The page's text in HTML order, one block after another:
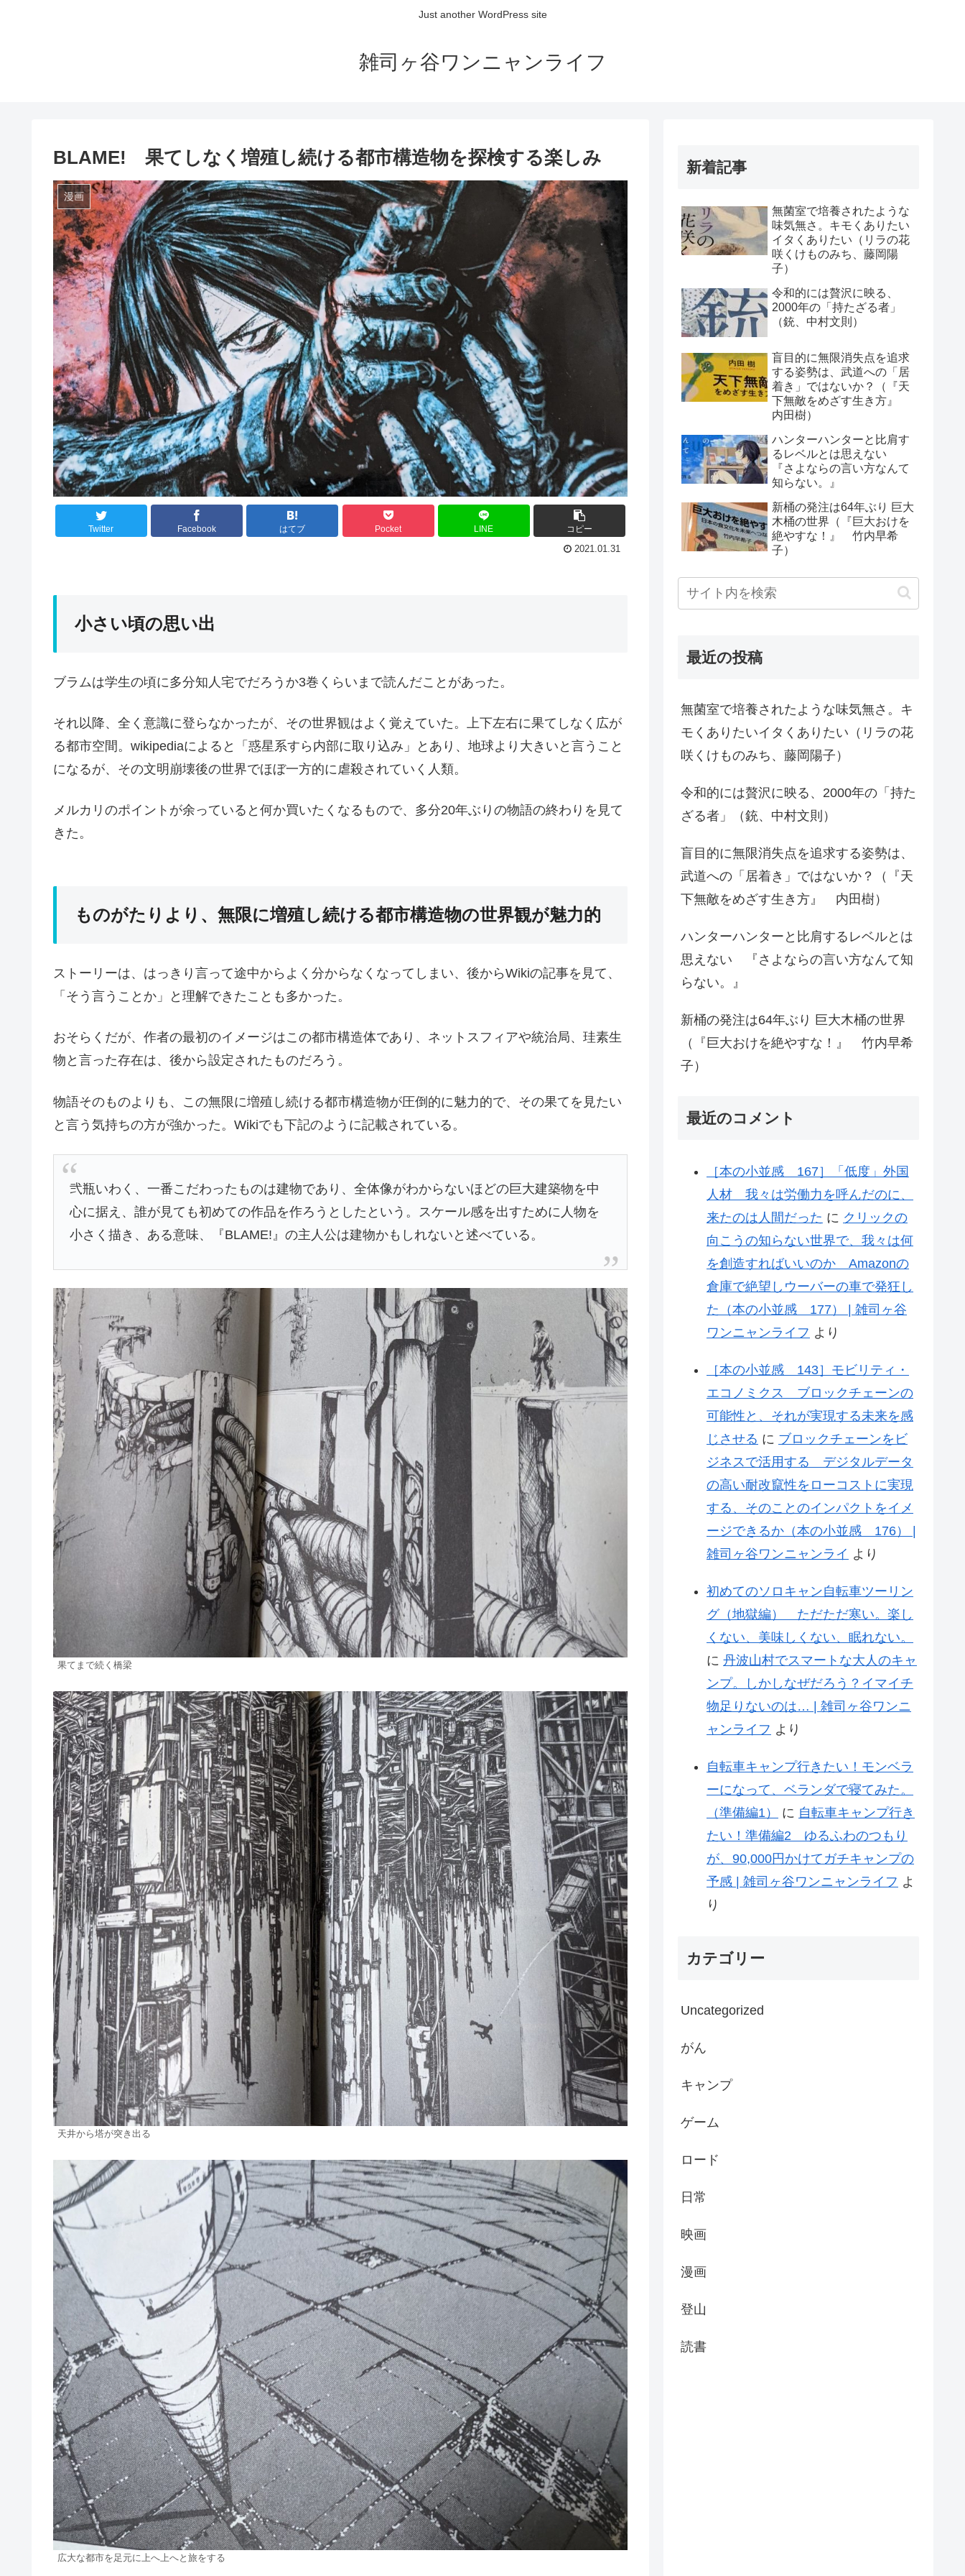
Just another WordPress site
雑司ヶ谷ワンニャンライフ
BLAME! 果てしなく増殖し続ける都市構造物を探検する楽しみ
漫画
Twitter Facebook はてブ Pocket LINE コピー
2021.01.31
小さい頃の思い出
ブラムは学生の頃に多分知人宅でだろうか3巻くらいまで読んだことがあった。
それ以降、全く意識に登らなかったが、その世界観はよく覚えていた。上下左右に果てしなく広が
る都市空間。wikipediaによると「惑星系すら内部に取り込み」とあり、地球より大きいと言うこと
になるが、その文明崩壊後の世界でほぼ一方的に虐殺されていく人類。
メルカリのポイントが余っていると何か買いたくなるもので、多分20年ぶりの物語の終わりを見て
きた。
ものがたりより、無限に増殖し続ける都市構造物の世界観が魅力的
ストーリーは、はっきり言って途中からよく分からなくなってしまい、後からWikiの記事を見て、
「そう言うことか」と理解できたことも多かった。
おそらくだが、作者の最初のイメージはこの都市構造体であり、ネットスフィアや統治局、珪素生
物と言った存在は、後から設定されたものだろう。
物語そのものよりも、この無限に増殖し続ける都市構造物が圧倒的に魅力的で、その果てを見たい
と言う気持ちの方が強かった。Wikiでも下記のように記載されている。
弐瓶いわく、一番こだわったものは建物であり、全体像がわからないほどの巨大建築物を中
心に据え、誰が見ても初めての作品を作ろうとしたという。スケール感を出すために人物を
小さく描き、ある意味、『BLAME!』の主人公は建物かもしれないと述べている。
果てまで続く橋梁
天井から塔が突き出る
広大な都市を足元に上へ上へと旅をする
新着記事
無菌室で培養されたような
味気無さ。キモくありたい
イタくありたい（リラの花
咲くけものみち、藤岡陽
子）
令和的には贅沢に映る、
2000年の「持たざる者」
（銃、中村文則）
盲目的に無限消失点を追求
する姿勢は、武道への「居
着き」ではないか？（『天
下無敵をめざす生き方』
内田樹）
ハンターハンターと比肩す
るレベルとは思えない
『さよならの言い方なんて
知らない。』
新桶の発注は64年ぶり 巨大
木桶の世界（『巨大おけを
絶やすな！』 竹内早希
子）
最近の投稿
無菌室で培養されたような味気無さ。キ
モくありたいイタくありたい（リラの花
咲くけものみち、藤岡陽子）
令和的には贅沢に映る、2000年の「持た
ざる者」（銃、中村文則）
盲目的に無限消失点を追求する姿勢は、
武道への「居着き」ではないか？（『天
下無敵をめざす生き方』 内田樹）
ハンターハンターと比肩するレベルとは
思えない 『さよならの言い方なんて知
らない。』
新桶の発注は64年ぶり 巨大木桶の世界
（『巨大おけを絶やすな！』 竹内早希
子）
最近のコメント
［本の小並感 167］「低度」外国
人材 我々は労働力を呼んだのに、
来たのは人間だった に クリックの
向こうの知らない世界で、我々は何
を創造すればいいのか Amazonの
倉庫で絶望しウーバーの車で発狂し
た（本の小並感 177） | 雑司ヶ谷
ワンニャンライフ より
［本の小並感 143］モビリティ・
エコノミクス ブロックチェーンの
可能性と、それが実現する未来を感
じさせる に ブロックチェーンをビ
ジネスで活用する デジタルデータ
の高い耐改竄性をローコストに実現
する、そのことのインパクトをイメ
ージできるか（本の小並感 176） |
雑司ヶ谷ワンニャンライ より
初めてのソロキャン自転車ツーリン
グ（地獄編） ただただ寒い。楽し
くない、美味しくない、眠れない。
に 丹波山村でスマートな大人のキャ
ンプ。しかしなぜだろう？イマイチ
物足りないのは… | 雑司ヶ谷ワンニ
ャンライフ より
自転車キャンプ行きたい！モンベラ
ーになって、ベランダで寝てみた。
（準備編1）
に 自転車キャンプ行き
たい！準備編2 ゆるふわのつもり
が、90,000円かけてガチキャンプの
予感 | 雑司ヶ谷ワンニャンライフ よ
り
カテゴリー
Uncategorized
がん
キャンプ
ゲーム
ロード
日常
映画
漫画
登山
読書